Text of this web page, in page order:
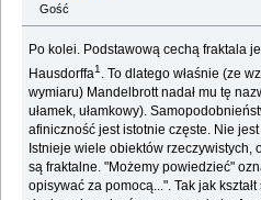
Gość
Po kolei. Podstawową cechą fraktala
Hausdorffa1 . To dlatego właśnie (ze
wymiaru) Mandelbrott nadał mu tę
ułamek, ułamkowy).
afiniczność jest istotnie częste. Nie
Istnieje wiele obiektów rzeczywistych,
są fraktalne. "Możemy powiedzieć"
opisywać za pomocą...". Tak jak